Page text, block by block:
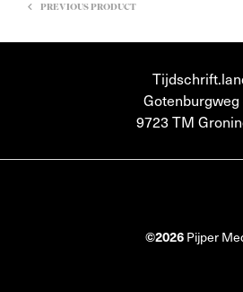
PREVIOUS PRODUCT
Gotenburgweg
9723 TM
©2026 Pijper